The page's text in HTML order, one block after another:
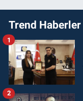
Trend Haberler
1
2